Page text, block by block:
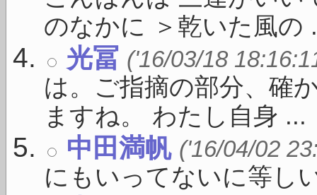
のなかに ＞乾いた風の
光冨 ('16/03/18
は。ご指摘の部分、確
ますね。 わたし自身 ...
中田満帆 ('16/04/02
にもいってないに等し